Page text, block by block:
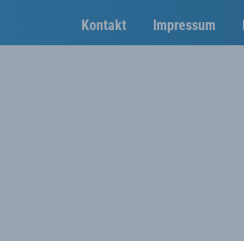
Kontakt Impressum